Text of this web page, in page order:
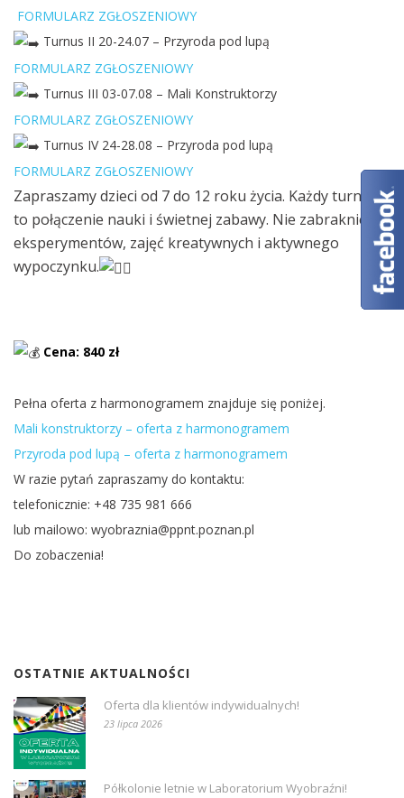
FORMULARZ ZGŁOSZENIOWY
Turnus II 20-24.07 – Przyroda pod lupą
FORMULARZ ZGŁOSZENIOWY
Turnus III 03-07.08 – Mali Konstruktorzy
FORMULARZ ZGŁOSZENIOWY
Turnus IV 24-28.08 – Przyroda pod lupą
FORMULARZ ZGŁOSZENIOWY
Zapraszamy dzieci od 7 do 12 roku życia. Każdy turnus
to połączenie nauki i świetnej zabawy. Nie zabraknie
eksperymentów, zajęć kreatywnych i aktywnego
wypoczynku.
Cena: 840 zł
Pełna oferta z harmonogramem znajduje się poniżej.
Mali konstruktorzy – oferta z harmonogramem
Przyroda pod lupą – oferta z harmonogramem
W razie pytań zapraszamy do kontaktu:
telefonicznie: +48 735 981 666
lub mailowo: wyobraznia@ppnt.poznan.pl
Do zobaczenia!
OSTATNIE AKTUALNOŚCI
Oferta dla klientów indywidualnych!
23 lipca 2026
Półkolonie letnie w Laboratorium Wyobraźni!